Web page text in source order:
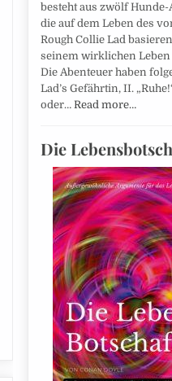
besteht aus zwölf
die auf dem Leben des
Rough Collie Lad
seinem wirklichen Leben
Die Abenteuer haben
Lad’s Gefährtin, II.
oder… Read more…
Die